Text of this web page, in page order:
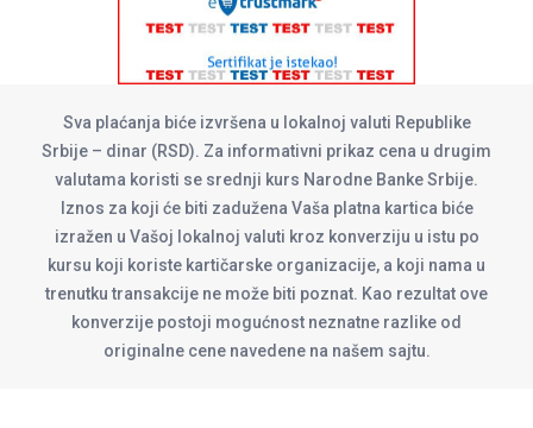
Sva plaćanja biće izvršena u lokalnoj valuti Republike
Srbije – dinar (RSD). Za informativni prikaz cena u drugim
valutama koristi se srednji kurs Narodne Banke Srbije.
Iznos za koji će biti zadužena Vaša platna kartica biće
izražen u Vašoj lokalnoj valuti kroz konverziju u istu po
kursu koji koriste kartičarske organizacije, a koji nama u
trenutku transakcije ne može biti poznat. Kao rezultat ove
konverzije postoji mogućnost neznatne razlike od
originalne cene navedene na našem sajtu.